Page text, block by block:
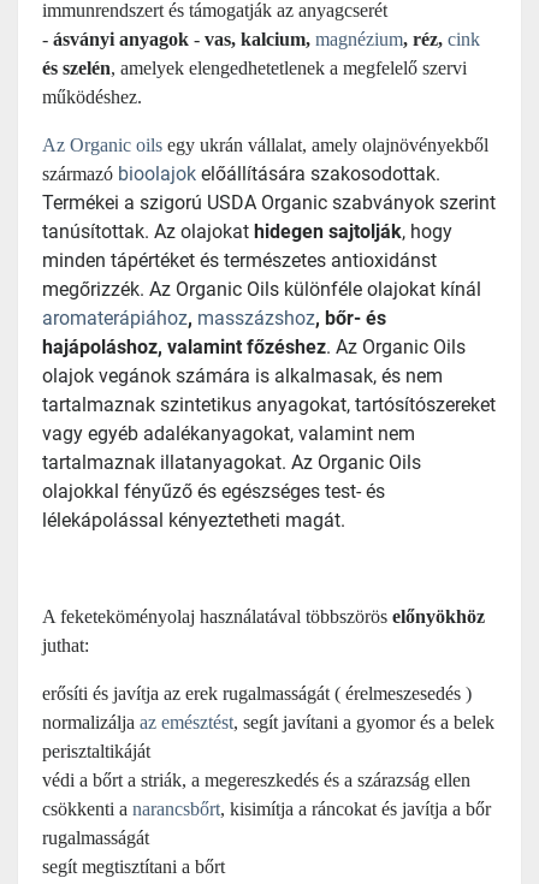
immunrendszert és támogatják az anyagcserét
- ásványi anyagok - vas, kalcium, magnézium, réz, cink
és szelén, amelyek elengedhetetlenek a megfelelő szervi
működéshez.
Az Organic oils egy ukrán vállalat, amely olajnövényekből
származó bioolajok előállítására szakosodottak.
Termékei a szigorú USDA Organic szabványok szerint
tanúsítottak. Az olajokat hidegen sajtolják, hogy
minden tápértéket és természetes antioxidánst
megőrizzék. Az Organic Oils különféle olajokat kínál
aromaterápiához, masszázshoz, bőr- és
hajápoláshoz, valamint főzéshez. Az Organic Oils
olajok vegánok számára is alkalmasak, és nem
tartalmaznak szintetikus anyagokat, tartósítószereket
vagy egyéb adalékanyagokat, valamint nem
tartalmaznak illatanyagokat. Az Organic Oils
olajokkal fényűző és egészséges test- és
lélekápolással kényeztetheti magát.
A feketeköményolaj használatával többszörös előnyökhöz
juthat:
erősíti és javítja az erek rugalmasságát ( érelmeszesedés )
normalizálja az emésztést, segít javítani a gyomor és a belek
perisztaltikáját
védi a bőrt a striák, a megereszkedés és a szárazság ellen
csökkenti a narancsbőrt, kisimítja a ráncokat és javítja a bőr
rugalmasságát
segít megtisztítani a bőrt